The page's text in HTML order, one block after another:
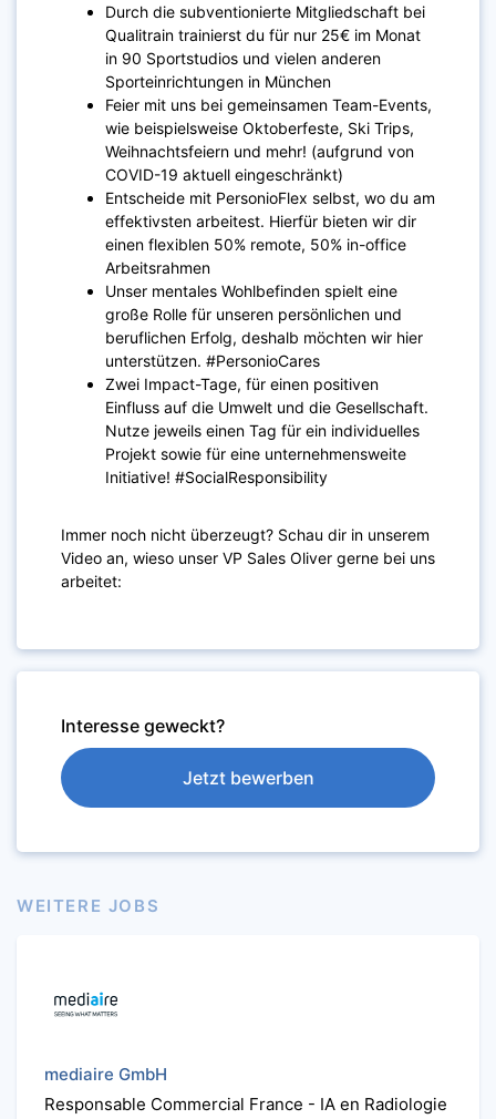
Durch die subventionierte Mitgliedschaft bei
Qualitrain trainierst du für nur 25€ im Monat
in 90 Sportstudios und vielen anderen
Sporteinrichtungen in München
Feier mit uns bei gemeinsamen Team-Events,
wie beispielsweise Oktoberfeste, Ski Trips,
Weihnachtsfeiern und mehr! (aufgrund von
COVID-19 aktuell eingeschränkt)
Entscheide mit PersonioFlex selbst, wo du am
effektivsten arbeitest. Hierfür bieten wir dir
einen flexiblen 50% remote, 50% in-office
Arbeitsrahmen
Unser mentales Wohlbefinden spielt eine
große Rolle für unseren persönlichen und
beruflichen Erfolg, deshalb möchten wir hier
unterstützen. #PersonioCares
Zwei Impact-Tage, für einen positiven
Einfluss auf die Umwelt und die Gesellschaft.
Nutze jeweils einen Tag für ein individuelles
Projekt sowie für eine unternehmensweite
Initiative! #SocialResponsibility
Immer noch nicht überzeugt? Schau dir in unserem
Video an, wieso unser VP Sales Oliver gerne bei uns
arbeitet:
Interesse geweckt?
Jetzt bewerben
WEITERE JOBS
mediaire GmbH
Responsable Commercial France - IA en Radiologie